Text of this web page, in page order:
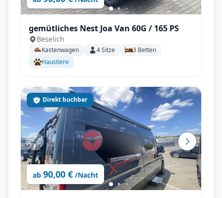
gemütliches Nest Joa Van 60G / 165 PS
Beselich
Kastenwagen 4Sitze 3 Betten
Haustiere
ab 90,00 € /Nacht
Direkt buchbar